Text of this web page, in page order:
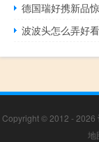
德国瑞好携新品
波波头怎么弄好看
Copyright © 2012 - 2026
地